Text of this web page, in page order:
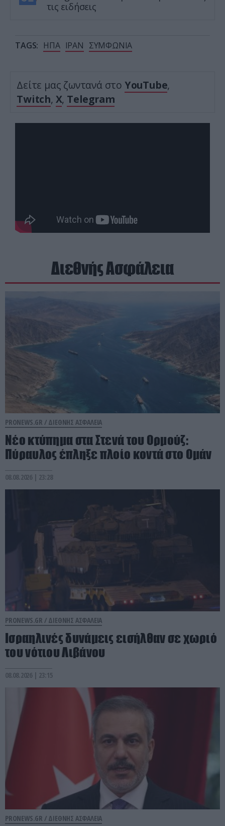
τις ειδήσεις
TAGS: ΗΠΑ ΙΡΑΝ ΣΥΜΦΩΝΙΑ
Δείτε μας ζωντανά στο YouTube,
Twitch, X, Telegram
Διεθνής Ασφάλεια
PRONEWS.GR / ΔΙΕΘΝΗΣ ΑΣΦΑΛΕΙΑ
Νέο κτύπημα στα Στενά του Ορμούζ:
Πύραυλος έπληξε πλοίο κοντά στο Ομάν
08.08.2026 | 23:28
PRONEWS.GR / ΔΙΕΘΝΗΣ ΑΣΦΑΛΕΙΑ
Ισραηλινές δυνάμεις εισήλθαν σε χωριό
του νότιου Λιβάνου
08.08.2026 | 23:15
PRONEWS.GR / ΔΙΕΘΝΗΣ ΑΣΦΑΛΕΙΑ